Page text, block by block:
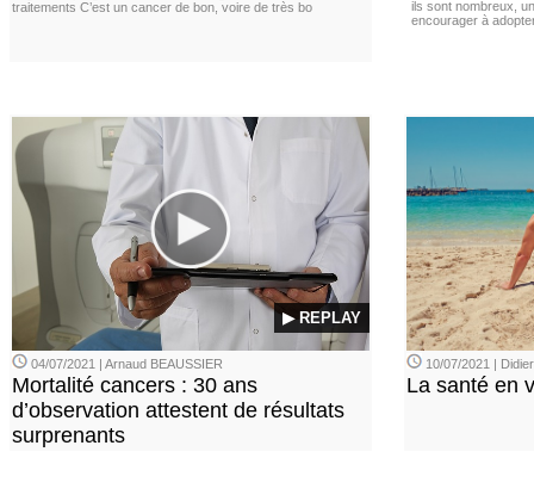
traitements C’est un cancer de bon, voire de très bo
ils sont nombreux,
encourager à
▶ REPLAY
04/07/2021 | Arnaud BEAUSSIER
Mortalité cancers : 30 ans
d’observation attestent de résultats
surprenants
10/07/2021 |
La santé en